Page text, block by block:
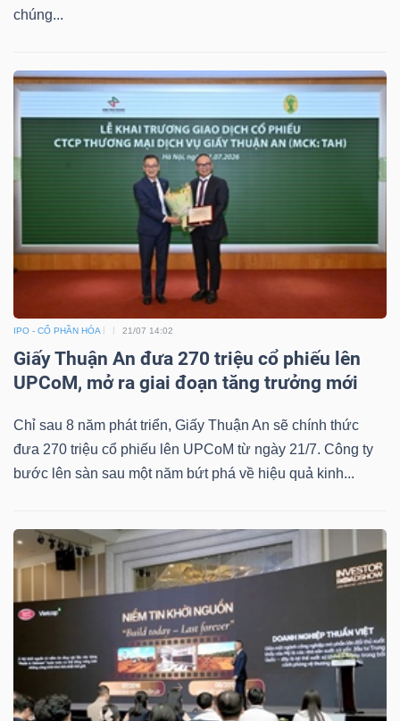
chúng...
IPO - CỔ PHẦN HÓA 21/07 14:02
Giấy Thuận An đưa 270 triệu cổ phiếu lên
UPCoM, mở ra giai đoạn tăng trưởng mới
Chỉ sau 8 năm phát triển, Giấy Thuận An sẽ chính thức
đưa 270 triệu cổ phiếu lên UPCoM từ ngày 21/7. Công ty
bước lên sàn sau một năm bứt phá về hiệu quả kinh...